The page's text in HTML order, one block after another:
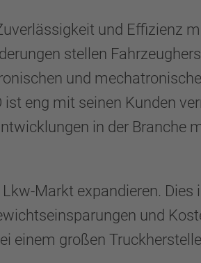
und Effizienz
stellen
und
eng mit seinen Kunden
in der Branche
Lkw-Markt expandieren. Dies
und
einem großen